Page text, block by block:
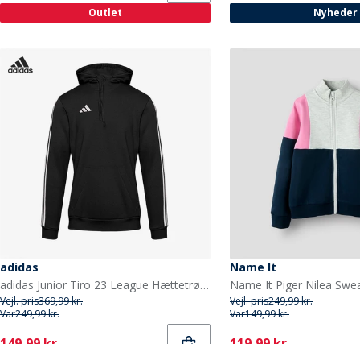
Outlet Nyheder
adidas
adidas Junior Tiro 23 League Hættetrøje Sort
Vejl. pris369,99 kr.
Var249,99 kr.
Name It
Vejl. pris249,99 kr.
Var149,99 kr.